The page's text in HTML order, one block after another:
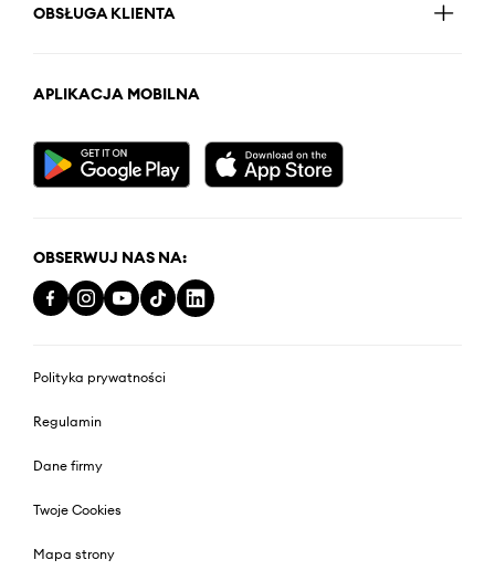
OBSŁUGA KLIENTA
APLIKACJA MOBILNA
OBSERWUJ NAS NA:
Polityka prywatności
Regulamin
Dane firmy
Twoje Cookies
Mapa strony